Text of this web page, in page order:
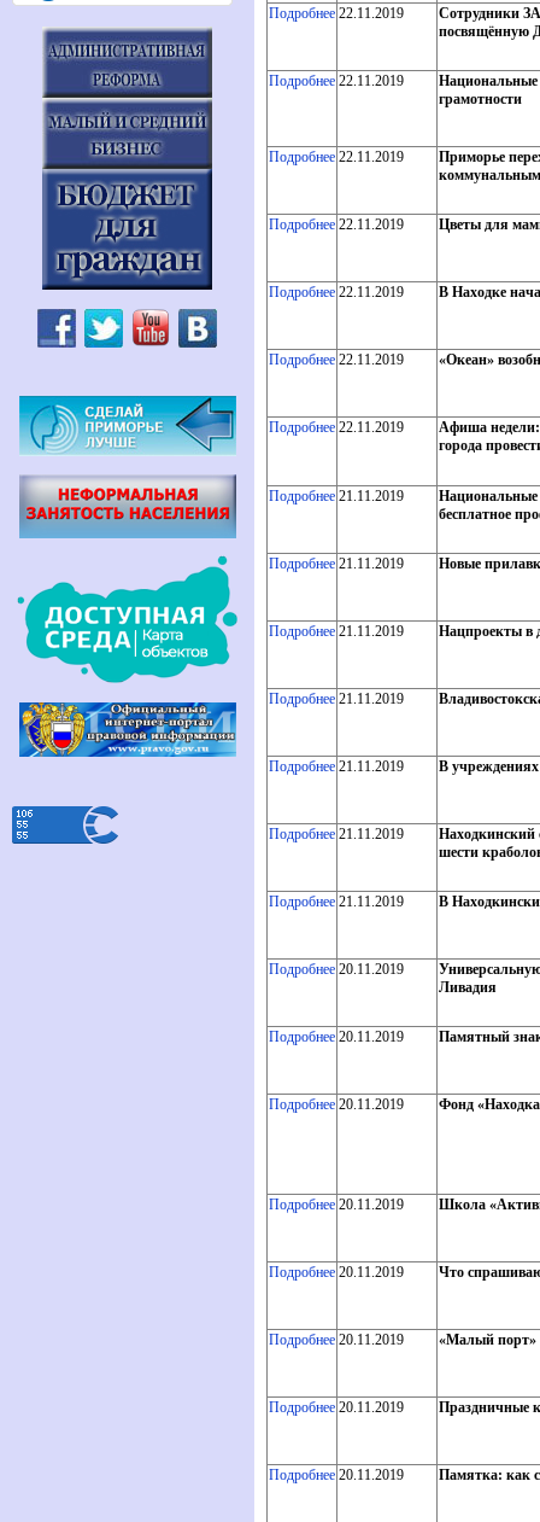
Подробнее 22.11.2019
Сотрудники
посвящённую
Подробнее 22.11.2019
грамотности
Подробнее 22.11.2019
Приморье
Подробнее 22.11.2019 Цветы для
Подробнее 22.11.2019 В Находке
Подробнее 22.11.2019 «Океан»
Подробнее 22.11.2019
Афиша недели:
города
Подробнее 21.11.2019
Национальные
бесплатное
Подробнее 21.11.2019 Новые
Подробнее 21.11.2019 Нацпроекты в
Подробнее 21.11.2019
Подробнее 21.11.2019 В
Подробнее 21.11.2019
Находкинский
шести
Подробнее 21.11.2019 В
Подробнее 20.11.2019
Ливадия
Подробнее 20.11.2019 Памятный знак
Подробнее 20.11.2019 Фонд
Подробнее 20.11.2019 Школа
Подробнее 20.11.2019 Что
Подробнее 20.11.2019 «Малый порт»
Подробнее 20.11.2019 Праздничные
Подробнее 20.11.2019 Памятка: как